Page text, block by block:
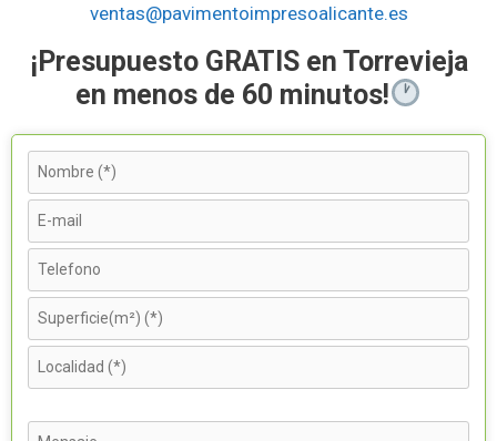
ventas@pavimentoimpresoalicante.es
¡Presupuesto GRATIS en Torrevieja
en menos de 60 minutos!